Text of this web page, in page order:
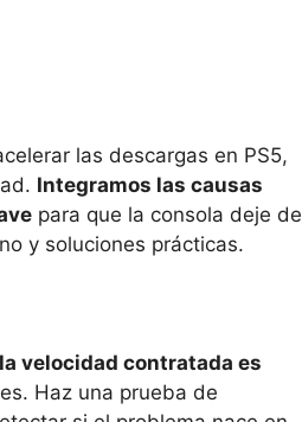
las descargas en PS5,
Integramos las causas
para que la consola deje de
y soluciones prácticas.
velocidad contratada es
Haz una prueba de